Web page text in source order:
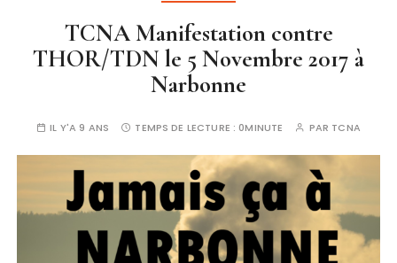
TCNA Manifestation contre
THOR/TDN le 5 Novembre 2017 à
Narbonne
IL Y'A 9 ANS TEMPS DE LECTURE : 0MINUTE PAR TCNA